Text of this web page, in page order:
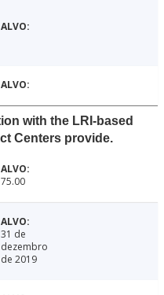
with the LRI-based
Centers provide.
75.00
31 de
dezembro
de 2019